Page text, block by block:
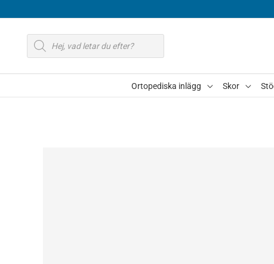
Produktsökning
Ortopediska inlägg Skor